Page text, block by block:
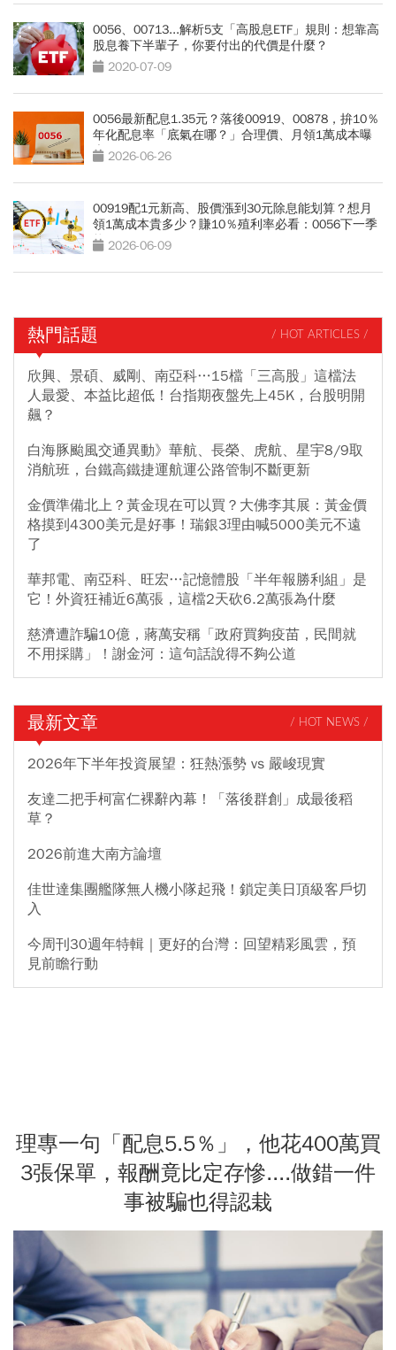
0056、00713...解析5支「高股息ETF」規則：想靠高
股息養下半輩子，你要付出的代價是什麼？
2020-07-09
0056最新配息1.35元？落後00919、00878，拚10％
年化配息率「底氣在哪？」合理價、月領1萬成本曝
光 2026-06-26
00919配1元新高、股價漲到30元除息能划算？想月
領1萬成本貴多少？賺10％殖利率必看：0056下一季
能配1.3元？
2026-06-09
熱門話題 / HOT ARTICLES /
欣興、景碩、威剛、南亞科…15檔「三高股」這檔法
人最愛、本益比超低！台指期夜盤先上45K，台股明開
飆？
白海豚颱風交通異動》華航、長榮、虎航、星宇8/9取
消航班，台鐵高鐵捷運航運公路管制不斷更新
金價準備北上？黃金現在可以買？大佛李其展：黃金價
格摸到4300美元是好事！瑞銀3理由喊5000美元不遠
了
華邦電、南亞科、旺宏…記憶體股「半年報勝利組」是
它！外資狂補近6萬張，這檔2天砍6.2萬張為什麼
慈濟遭詐騙10億，蔣萬安稱「政府買夠疫苗，民間就
不用採購」！謝金河：這句話說得不夠公道
最新文章 / HOT NEWS /
2026年下半年投資展望：狂熱漲勢 vs 嚴峻現實
友達二把手柯富仁裸辭內幕！「落後群創」成最後稻
草？
2026前進大南方論壇
佳世達集團艦隊無人機小隊起飛！鎖定美日頂級客戶切
入
今周刊30週年特輯｜更好的台灣：回望精彩風雲，預
見前瞻行動
理專一句「配息5.5％」，他花400萬買
3張保單，報酬竟比定存慘....做錯一件
事被騙也得認栽